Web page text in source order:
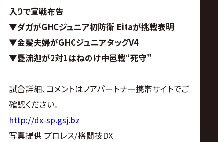
公
式
サ
イ
ト
入りで宣戦布告
▼ダガがGHCジュニア初防衛 Eitaが挑戦表明
▼金髪夫婦がGHCジュニアタッグV4
▼憂流迦が2対1はねのけ中邑戦“死守"
試合詳細、コメントはノアパートナー携帯サイトでご
確認ください。
http://dx-sp.gsj.bz
写真提供 プロレス/格闘技DX